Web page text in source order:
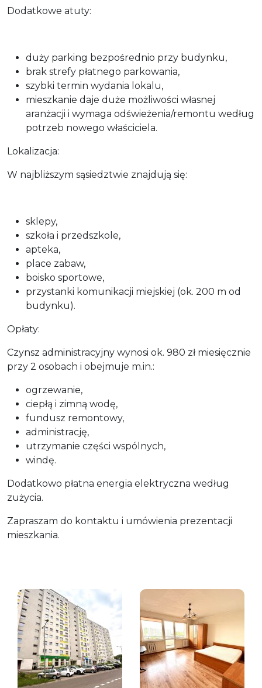
Dodatkowe atuty:
duży parking bezpośrednio przy budynku,
brak strefy płatnego parkowania,
szybki termin wydania lokalu,
mieszkanie daje duże możliwości własnej
aranżacji i wymaga odświeżenia/remontu według
potrzeb nowego właściciela.
Lokalizacja:
W najbliższym sąsiedztwie znajdują się:
sklepy,
szkoła i przedszkole,
apteka,
place zabaw,
boisko sportowe,
przystanki komunikacji miejskiej (ok. 200 m od
budynku).
Opłaty:
Czynsz administracyjny wynosi ok. 980 zł miesięcznie
przy 2 osobach i obejmuje m.in.:
ogrzewanie,
ciepłą i zimną wodę,
fundusz remontowy,
administrację,
utrzymanie części wspólnych,
windę.
Dodatkowo płatna energia elektryczna według
zużycia.
Zapraszam do kontaktu i umówienia prezentacji
mieszkania.